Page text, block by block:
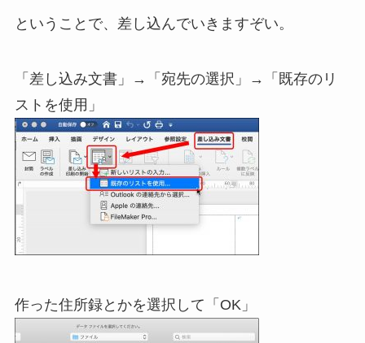
ということで、差し込んでいきますぞい。
「差し込み文書」→「宛先の選択」→「既存のリ
ストを使用」
作った住所録とかを選択して「OK」